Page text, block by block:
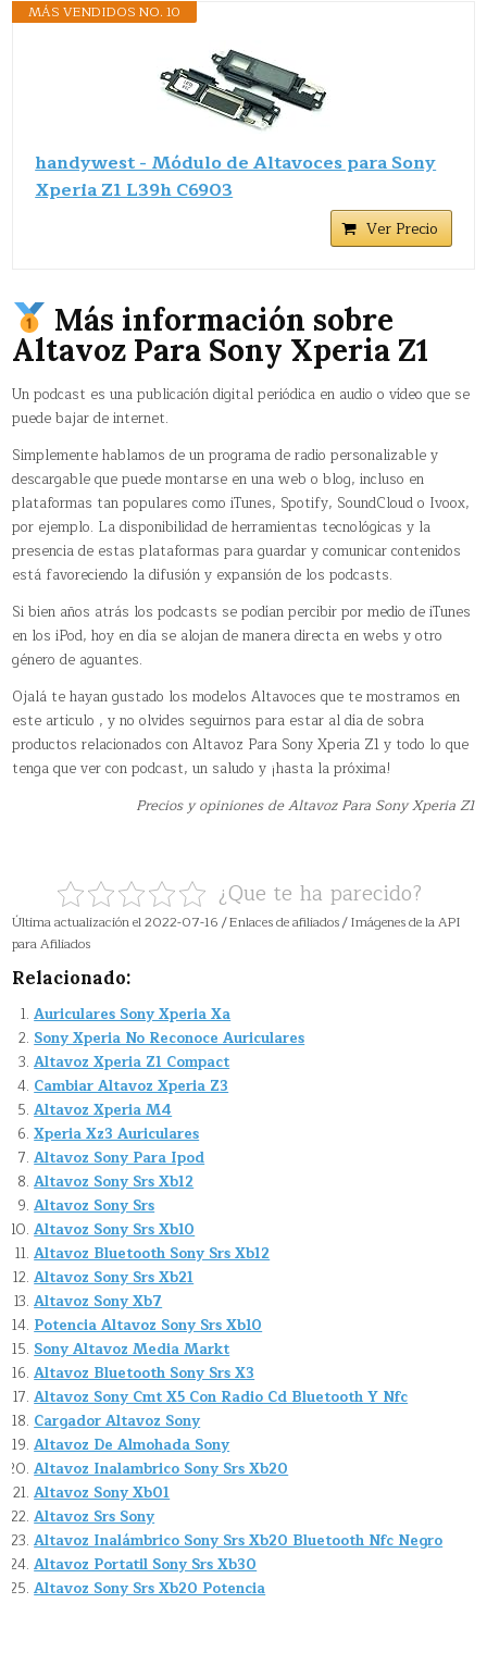
MÁS VENDIDOS NO. 10
handywest - Módulo de Altavoces para Sony
Xperia Z1 L39h C6903
Ver Precio
Más información sobre
Altavoz Para Sony Xperia Z1
Un podcast es una publicación digital periódica en audio o vídeo que se
puede bajar de internet.
Simplemente hablamos de un programa de radio personalizable y
descargable que puede montarse en una web o blog, incluso en
plataformas tan populares como iTunes, Spotify, SoundCloud o Ivoox,
por ejemplo. La disponibilidad de herramientas tecnológicas y la
presencia de estas plataformas para guardar y comunicar contenidos
está favoreciendo la difusión y expansión de los podcasts.
Si bien años atrás los podcasts se podían percibir por medio de iTunes
en los iPod, hoy en día se alojan de manera directa en webs y otro
género de aguantes.
Ojalá te hayan gustado los modelos Altavoces que te mostramos en
este articulo , y no olvides seguirnos para estar al día de sobra
productos relacionados con Altavoz Para Sony Xperia Z1 y todo lo que
tenga que ver con podcast, un saludo y ¡hasta la próxima!
Precios y opiniones de Altavoz Para Sony Xperia Z1
¿Que te ha parecido?
Última actualización el 2022-07-16 / Enlaces de afiliados / Imágenes de la API
para Afiliados
Relacionado:
Auriculares Sony Xperia Xa
Sony Xperia No Reconoce Auriculares
Altavoz Xperia Z1 Compact
Cambiar Altavoz Xperia Z3
Altavoz Xperia M4
Xperia Xz3 Auriculares
Altavoz Sony Para Ipod
Altavoz Sony Srs Xb12
Altavoz Sony Srs
Altavoz Sony Srs Xb10
Altavoz Bluetooth Sony Srs Xb12
Altavoz Sony Srs Xb21
Altavoz Sony Xb7
Potencia Altavoz Sony Srs Xb10
Sony Altavoz Media Markt
Altavoz Bluetooth Sony Srs X3
Altavoz Sony Cmt X5 Con Radio Cd Bluetooth Y Nfc
Cargador Altavoz Sony
Altavoz De Almohada Sony
Altavoz Inalambrico Sony Srs Xb20
Altavoz Sony Xb01
Altavoz Srs Sony
Altavoz Inalámbrico Sony Srs Xb20 Bluetooth Nfc Negro
Altavoz Portatil Sony Srs Xb30
Altavoz Sony Srs Xb20 Potencia